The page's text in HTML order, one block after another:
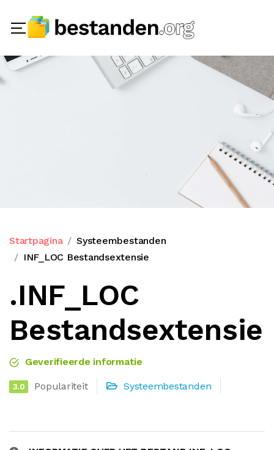
Startpagina
Systeembestanden
INF_LOC Bestandsextensie
.INF_LOC
Bestandsextensie
Geverifieerde informatie
3.0 Populariteit Systeembestanden